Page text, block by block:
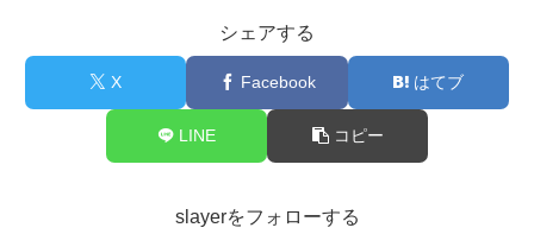
シェアする
X Facebook はてブ
LINE コピー
slayerをフォローする